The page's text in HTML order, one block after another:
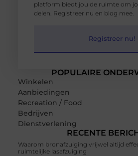
POPULAIRE
Winkelen
Aanbiedingen
Recreation / Food
Bedrijven
Dienstverlening
RECENTE
Waarom bronafzuiging vrijwel altijd
ruimtelijke lasafzuiging
platform biedt jou de ruimte om
delen. Registreer nu en blog mee.
Registreer nu!